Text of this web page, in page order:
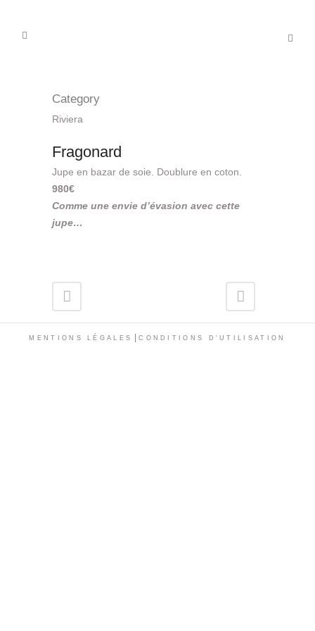
Category
Riviera
Fragonard
Jupe en bazar de soie. Doublure en coton.
980€
Comme une envie d’évasion avec cette
jupe…
MENTIONS LÉGALES |CONDITIONS D'UTILISATION